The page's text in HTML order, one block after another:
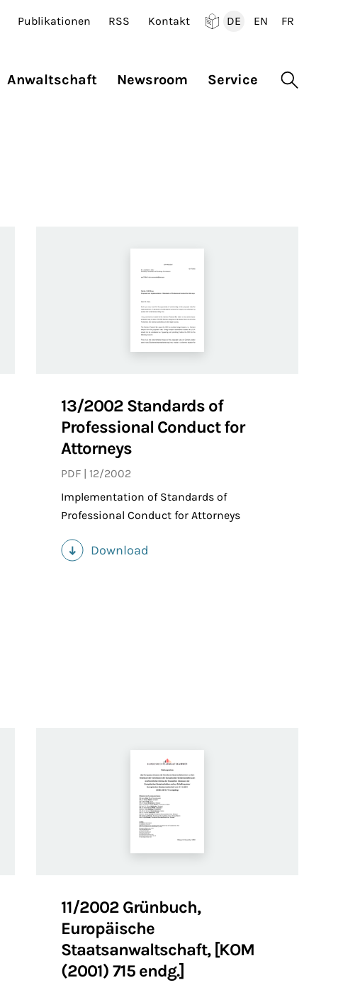
Publikationen RSS Kontakt
DE
EN
FR
Anwaltschaft Newsroom Service Suche
13/2002 Standards of
Professional Conduct for
Attorneys
PDF
12/2002
Implementation of Standards of
Professional Conduct for Attorneys
Download
(PDF)
11/2002 Grünbuch,
Europäische
Staatsanwaltschaft, [KOM
(2001) 715 endg.]